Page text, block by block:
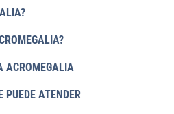
ACROMEGALIA
PUEDE ATENDER